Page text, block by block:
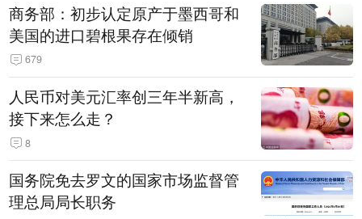
商务部：初步认定原产于墨西哥和
美国的进口碧根果存在倾销
679
人民币对美元汇率创三年半新高，
接下来怎么走？
8
国务院免去罗文的国家市场监督管
理总局局长职务